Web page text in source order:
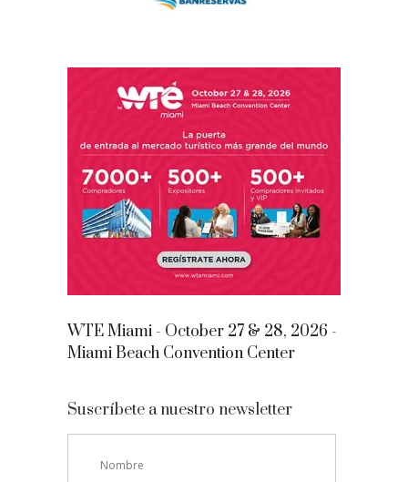
WTE Miami - October 27 & 28, 2026 -
Miami Beach Convention Center
Suscríbete a nuestro newsletter